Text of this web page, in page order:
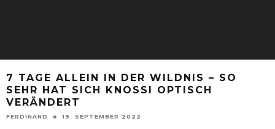
7 TAGE ALLEIN IN DER WILDNIS – SO
SEHR HAT SICH KNOSSI OPTISCH
VERÄNDERT
FERDINAND 19. SEPTEMBER 2022